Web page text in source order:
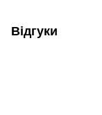
Відгуки